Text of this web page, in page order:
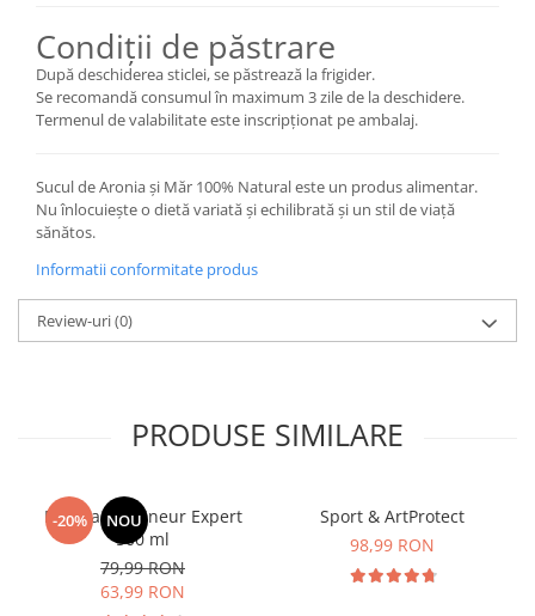
Condiții de păstrare
După deschiderea sticlei, se păstrează la frigider.
Se recomandă consumul în maximum 3 zile de la deschidere.
Termenul de valabilitate este inscripționat pe ambalaj.
Sucul de Aronia și Măr 100% Natural este un produs alimentar.
Nu înlocuiește o dietă variată și echilibrată și un stil de viață
sănătos.
Informatii conformitate produs
Review-uri(0)
PRODUSE SIMILARE
-20% NOU
Manhaē Draineur Expert
500 ml
79,99 RON
63,99 RON
Sport & ArtProtect
98,99 RON